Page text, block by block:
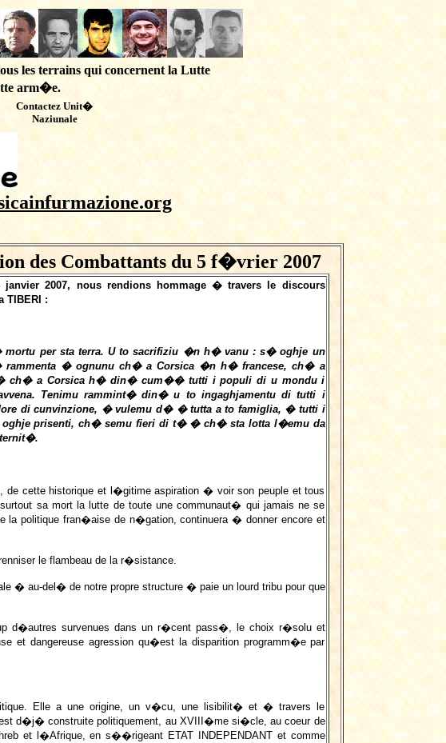
les terrains qui concernent la Lutte
arm�e.
Contactez Unit�
Naziunale
des Combattants du 5 f�vrier 2007
janvier 2007, nous rendions hommage � travers le discours
TIBERI :
per sta terra. U to sacrifiziu �n h� vanu : s� oghje un
rammenta � ognunu ch� a Corsica �n h� francese, ch� a
ch� a Corsica h� din� cum�� tutti i populi di u mondu i
Tenimu rammint� din� u to ingaghjamentu di tutti i
di cunvinzione, � vulemu d� � tutta a to famiglia, � tutti i
prisenti, ch� semu fieri di t� � ch� sta lotta l�emu da
cette historique et l�gitime aspiration � voir son peuple et tous
sa mort la lutte de toute une communaut� qui jamais ne se
la politique fran�aise de n�gation, continuera � donner encore et
le flambeau de la r�sistance.
� au-del� de notre propre structure � paie un lourd tribu pour que
d�autres survenues dans un r�cent pass�, le choix r�solu et
dangereuse agression qu�est la disparition programm�e par
Elle a une origine, un v�cu, une lisibilit� et � travers le
d�j� construite politiquement, au XVIII�me si�cle, au coeur de
et l�Afrique, en s��rigeant ETAT INDEPENDANT et comme